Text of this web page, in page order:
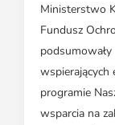
Ministerstwo
Fundusz
wspierających
programie
wsparcia na